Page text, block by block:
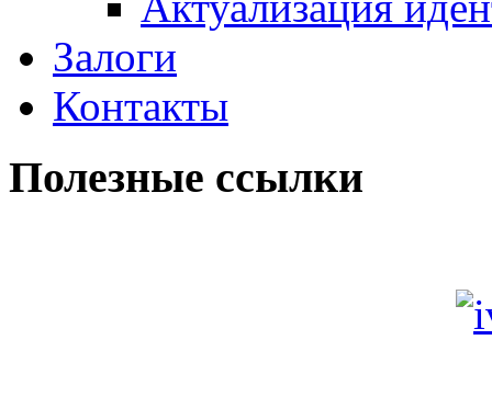
Залоги
Контакты
Полезные ссылки